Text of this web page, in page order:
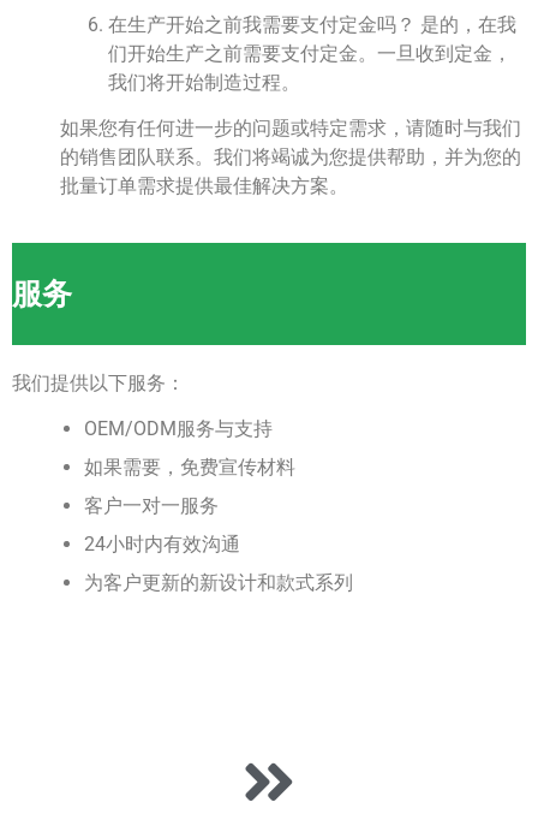
在生产开始之前我需要支付定金吗？ 是的，在我
们开始生产之前需要支付定金。一旦收到定金，
我们将开始制造过程。
如果您有任何进一步的问题或特定需求，请随时与我们
的销售团队联系。我们将竭诚为您提供帮助，并为您的
批量订单需求提供最佳解决方案。
服务
我们提供以下服务：
OEM/ODM服务与支持
如果需要，免费宣传材料
客户一对一服务
24小时内有效沟通
为客户更新的新设计和款式系列